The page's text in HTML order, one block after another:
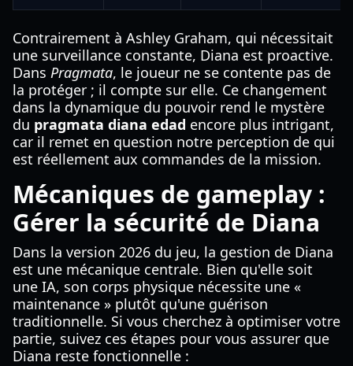
Contrairement à Ashley Graham, qui nécessitait
une surveillance constante, Diana est proactive.
Dans Pragmata, le joueur ne se contente pas de
la protéger ; il compte sur elle. Ce changement
dans la dynamique du pouvoir rend le mystère
du pragmata diana edad encore plus intrigant,
car il remet en question notre perception de qui
est réellement aux commandes de la mission.
Mécaniques de gameplay :
Gérer la sécurité de Diana
Dans la version 2026 du jeu, la gestion de Diana
est une mécanique centrale. Bien qu'elle soit
une IA, son corps physique nécessite une «
maintenance » plutôt qu'une guérison
traditionnelle. Si vous cherchez à optimiser votre
partie, suivez ces étapes pour vous assurer que
Diana reste fonctionnelle :